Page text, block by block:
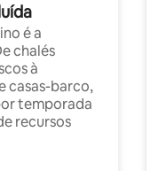
é a
chalés
à
casas-barco,
temporada
recursos